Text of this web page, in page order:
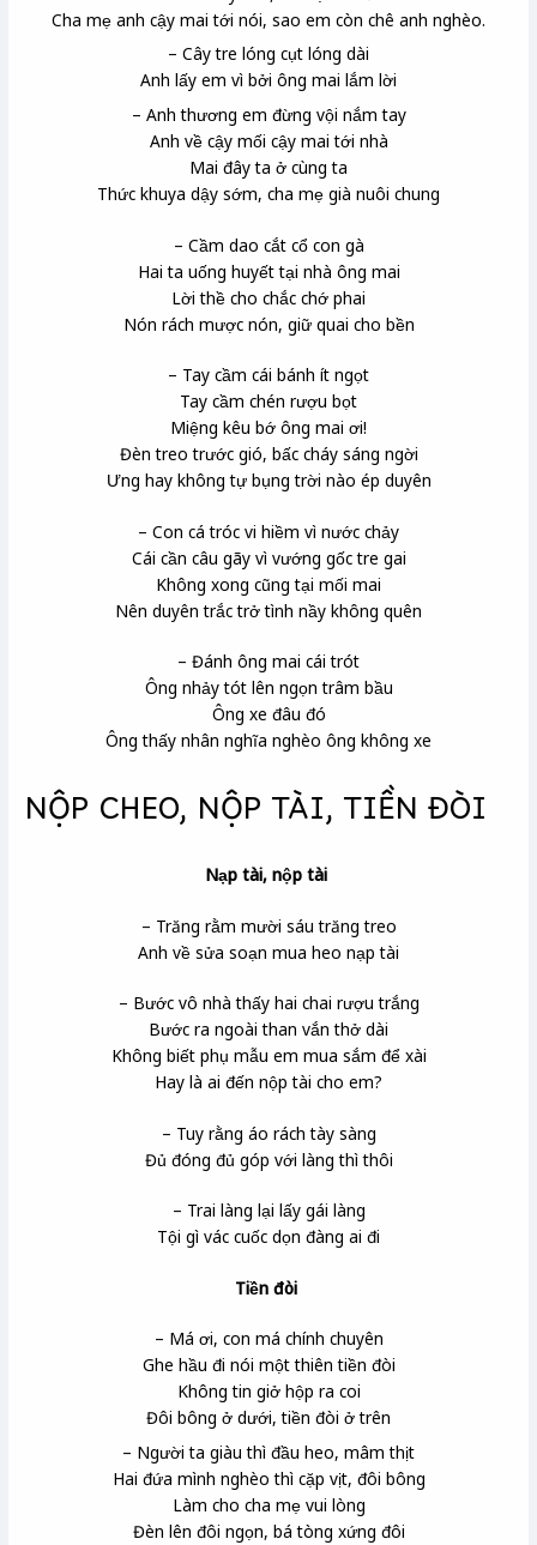
Cha mẹ anh cậy mai tới nói, sao em còn chê anh nghèo.
– Cây tre lóng cụt lóng dài
Anh lấy em vì bởi ông mai lắm lời
– Anh thương em đừng vội nắm tay
Anh về cậy mối cậy mai tới nhà
Mai đây ta ở cùng ta
Thức khuya dậy sớm, cha mẹ già nuôi chung
– Cầm dao cắt cổ con gà
Hai ta uống huyết tại nhà ông mai
Lời thề cho chắc chớ phai
Nón rách mược nón, giữ quai cho bền
– Tay cầm cái bánh ít ngọt
Tay cầm chén rượu bọt
Miệng kêu bớ ông mai ơi!
Đèn treo trước gió, bấc cháy sáng ngời
Ưng hay không tự bụng trời nào ép duyên
– Con cá tróc vi hiềm vì nước chảy
Cái cần câu gãy vì vướng gốc tre gai
Không xong cũng tại mối mai
Nên duyên trắc trở tình nầy không quên
– Đánh ông mai cái trót
Ông nhảy tót lên ngọn trâm bầu
Ông xe đâu đó
Ông thấy nhân nghĩa nghèo ông không xe
NỘP CHEO, NỘP TÀI, TIỀN ĐÒI
Nạp tài, nộp tài
– Trăng rằm mười sáu trăng treo
Anh về sửa soạn mua heo nạp tài
– Bước vô nhà thấy hai chai rượu trắng
Bước ra ngoài than vắn thở dài
Không biết phụ mẫu em mua sắm để xài
Hay là ai đến nộp tài cho em?
– Tuy rằng áo rách tày sàng
Đủ đóng đủ góp với làng thì thôi
– Trai làng lại lấy gái làng
Tội gì vác cuốc dọn đàng ai đi
Tiền đòi
– Má ơi, con má chính chuyên
Ghe hầu đi nói một thiên tiền đòi
Không tin giở hộp ra coi
Đôi bông ở dưới, tiền đòi ở trên
– Người ta giàu thì đầu heo, mâm thịt
Hai đứa mình nghèo thì cặp vịt, đôi bông
Làm cho cha mẹ vui lòng
Đèn lên đôi ngọn, bá tòng xứng đôi